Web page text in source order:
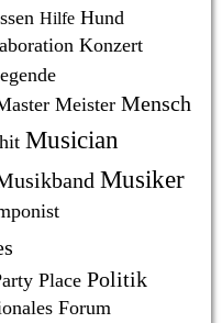
Hilfe Hund
Konzert
Meister Mensch
Musician
Musiker
Place Politik
Forum